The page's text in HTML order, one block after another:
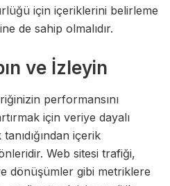
için içeriklerini belirleme
de sahip olmalıdır.
ve İzleyin
performansını
için veriye dayalı
içerik
Web sitesi trafiği,
dönüşümler gibi metriklere